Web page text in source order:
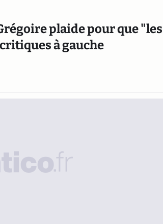
plaide pour que "les
à gauche